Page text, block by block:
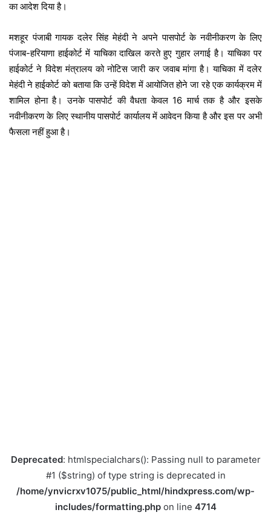
का आदेश दिया है।
मशहूर पंजाबी गायक दलेर सिंह मेहंदी ने अपने पासपोर्ट के नवीनीकरण के लिए
पंजाब-हरियाणा हाईकोर्ट में याचिका दाखिल करते हुए गुहार लगाई है। याचिका पर
हाईकोर्ट ने विदेश मंत्रालय को नोटिस जारी कर जवाब मांगा है। याचिका में दलेर
मेहंदी ने हाईकोर्ट को बताया कि उन्हें विदेश में आयोजित होने जा रहे एक कार्यक्रम में
शामिल होना है। उनके पासपोर्ट की वैधता केवल 16 मार्च तक है और इसके
नवीनीकरण के लिए स्थानीय पासपोर्ट कार्यालय में आवेदन किया है और इस पर अभी
फैसला नहीं हुआ है।
Deprecated: htmlspecialchars(): Passing null to parameter
#1 ($string) of type string is deprecated in
/home/ynvicrxv1075/public_html/hindxpress.com/wp-
includes/formatting.phpon line 4714